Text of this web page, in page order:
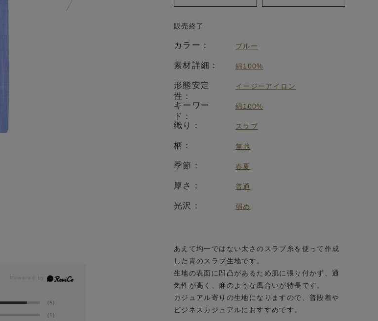
(6)
(1)
販売終了
カラー： ブルー
素材詳細： 綿100%
形態安定
性：
イージーアイロン
キーワー
ド：
綿100%
織り： スラブ
柄： 無地
季節： 春夏
厚さ： 普通
光沢： 弱め
あえて均一ではない太さのスラブ糸を使って作成
した青のスラブ生地です。
生地の表面に凹凸があるため肌に張り付かず、通
気性が高く、麻のような風合いが特長です。
カジュアル寄りの生地になりますので、普段着や
ビジネスカジュアルにおすすめです。